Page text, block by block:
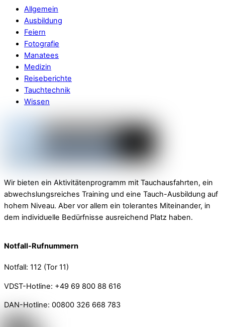
Allgemein
Ausbildung
Feiern
Fotografie
Manatees
Medizin
Reiseberichte
Tauchtechnik
Wissen
Wir bieten ein Aktivitätenprogramm mit Tauchausfahrten, ein
abwechslungsreiches Training und eine Tauch-Ausbildung auf
hohem Niveau. Aber vor allem ein tolerantes Miteinander, in
dem individuelle Bedürfnisse ausreichend Platz haben.
Notfall-Rufnummern
Notfall: 112 (Tor 11)
VDST-Hotline: +49 69 800 88 616
DAN-Hotline: 00800 326 668 783